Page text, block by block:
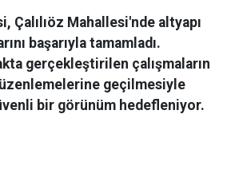
Çalılıöz Mahallesi'nde altyapı
başarıyla tamamladı.
gerçekleştirilen çalışmaların
geçilmesiyle
bir görünüm hedefleniyor.